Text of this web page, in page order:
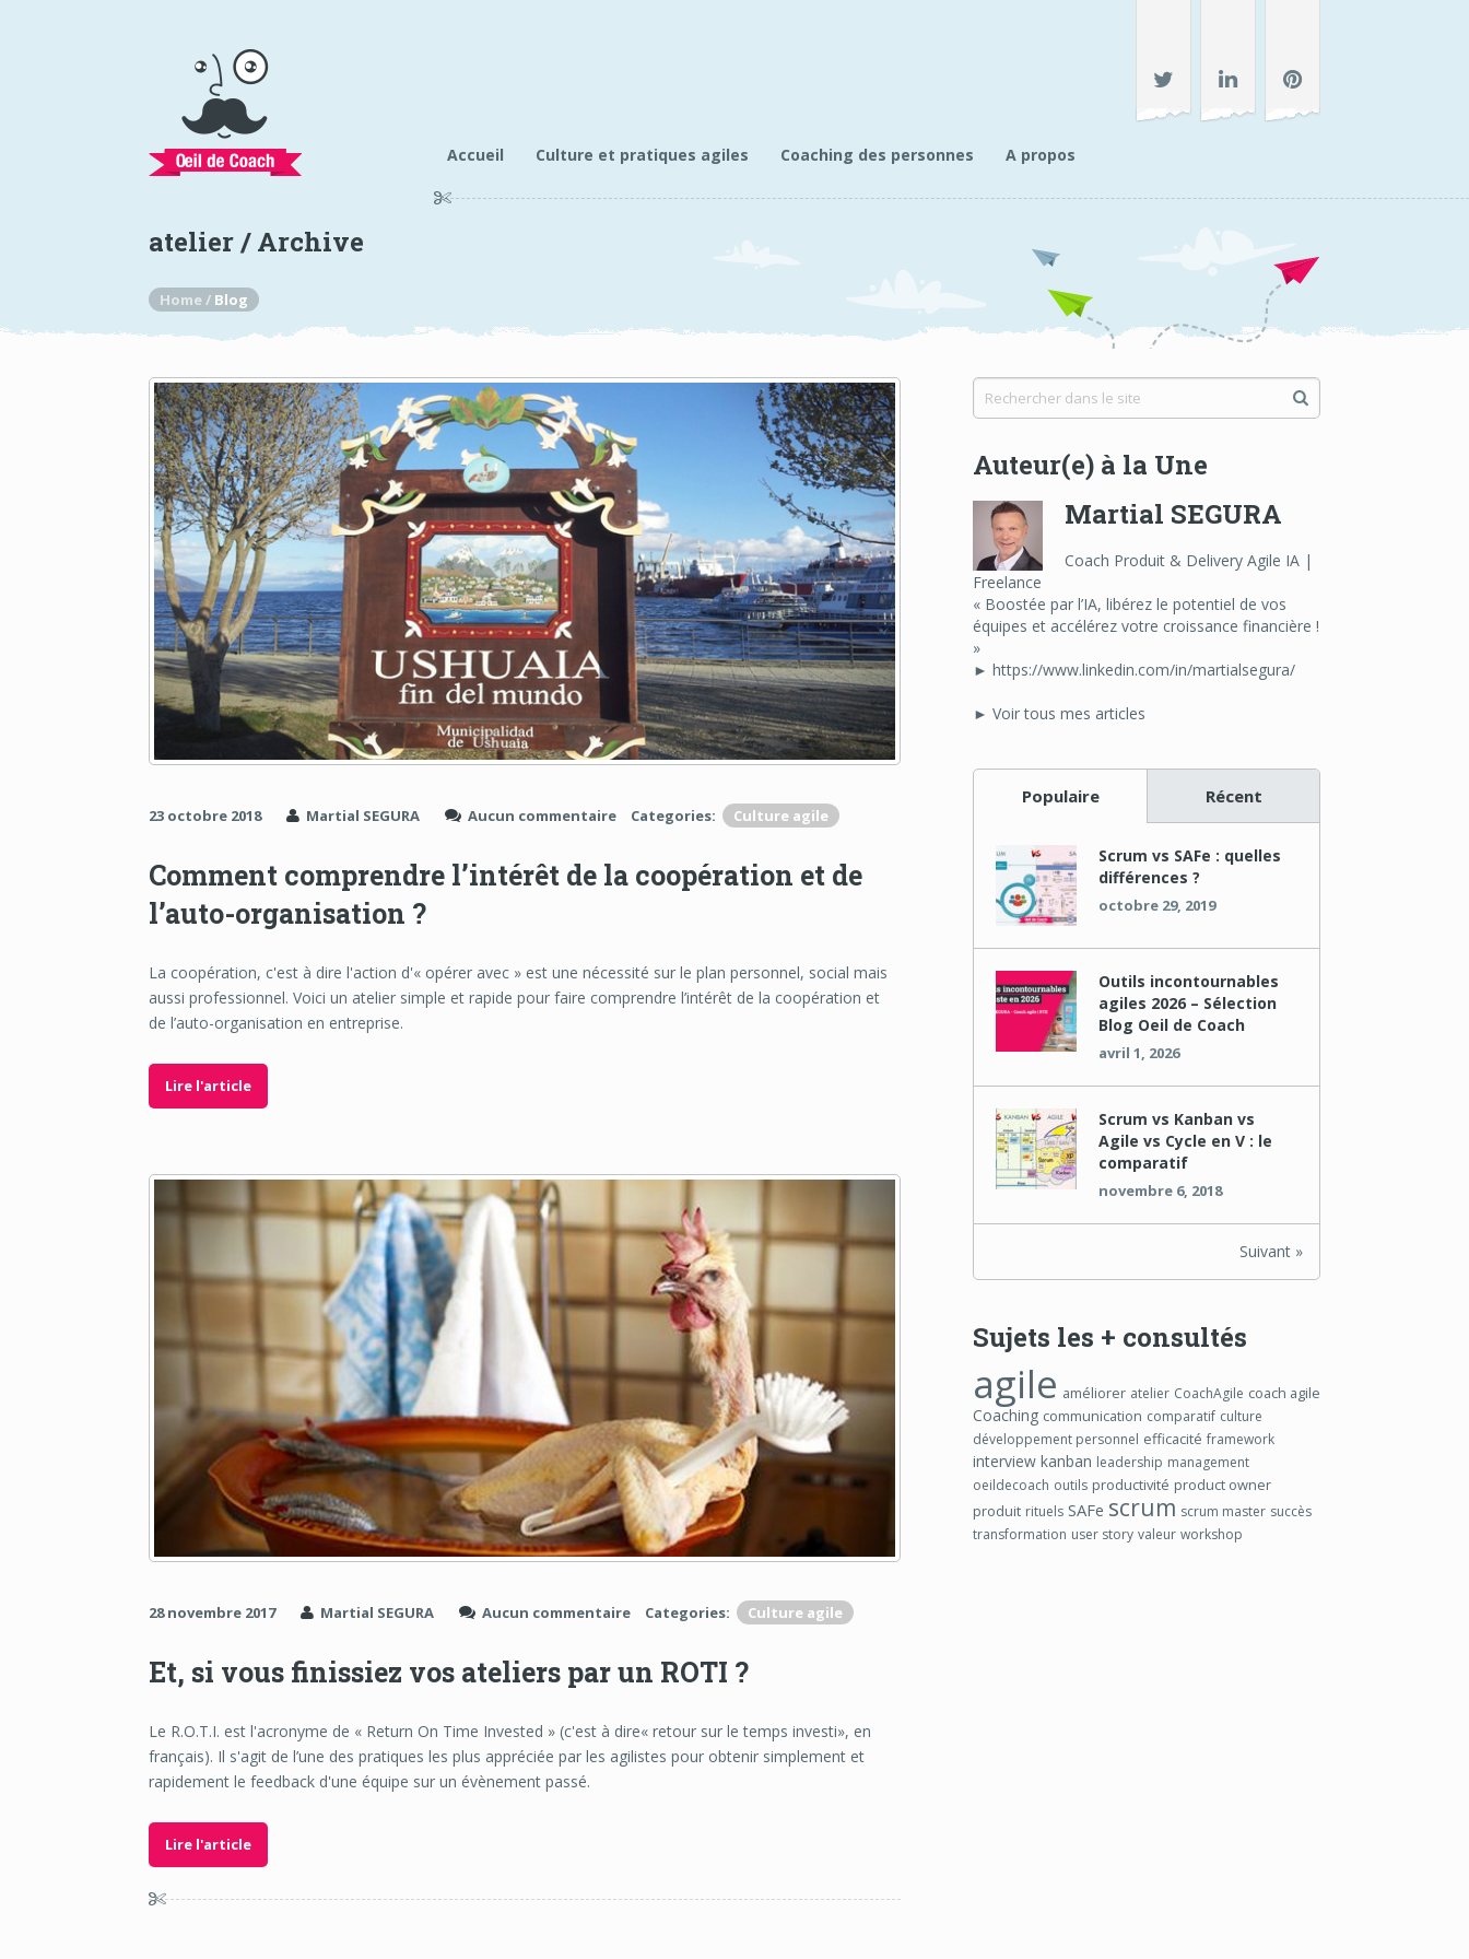
Accueil Culture et pratiques agiles Coaching des personnes A propos
atelier / Archive
Home / Blog
23 octobre 2018 Martial SEGURA Aucun commentaire Categories: Culture agile
Comment comprendre l’intérêt de la coopération et de
l’auto-organisation ?
La coopération, c'est à dire l'action d'« opérer avec » est une nécessité sur le plan personnel, social mais
aussi professionnel. Voici un atelier simple et rapide pour faire comprendre l’intérêt de la coopération et
de l’auto-organisation en entreprise.
Lire l'article
28 novembre 2017 Martial SEGURA Aucun commentaire Categories: Culture agile
Et, si vous finissiez vos ateliers par un ROTI ?
Le R.O.T.I. est l'acronyme de « Return On Time Invested » (c'est à dire« retour sur le temps investi», en
français). Il s'agit de l’une des pratiques les plus appréciée par les agilistes pour obtenir simplement et
rapidement le feedback d'une équipe sur un évènement passé.
Lire l'article
Auteur(e) à la Une
Martial SEGURA
Coach Produit & Delivery Agile IA |
Freelance
« Boostée par l’IA, libérez le potentiel de vos
équipes et accélérez votre croissance financière !
»
► https://www.linkedin.com/in/martialsegura/
► Voir tous mes articles
Populaire Récent
Scrum vs SAFe : quelles
différences ?
octobre 29, 2019
Outils incontournables
agiles 2026 – Sélection
Blog Oeil de Coach
avril 1, 2026
Scrum vs Kanban vs
Agile vs Cycle en V : le
comparatif
novembre 6, 2018
Suivant »
Sujets les + consultés
agile améliorer atelier CoachAgile coach agile
Coaching communication comparatif culture
développement personnel efficacité framework
interview kanban leadership management
oeildecoach outils productivité product owner
produit rituels SAFe scrum scrum master succès
transformation user story valeur workshop